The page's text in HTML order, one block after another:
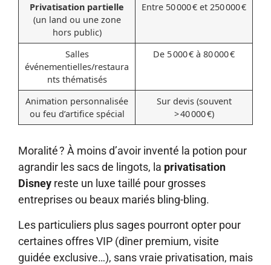
Privatisation partielle
(un land ou une zone
hors public)
Entre 50 000 € et 250 000 €
Salles
événementielles/restaura
nts thématisés
De 5 000 € à 80 000 €
Animation personnalisée
ou feu d’artifice spécial
Sur devis (souvent
> 40 000 €)
Moralité ? À moins d’avoir inventé la potion pour
agrandir les sacs de lingots, la privatisation
Disney reste un luxe taillé pour grosses
entreprises ou beaux mariés bling-bling.
Les particuliers plus sages pourront opter pour
certaines offres VIP (dîner premium, visite
guidée exclusive…), sans vraie privatisation, mais